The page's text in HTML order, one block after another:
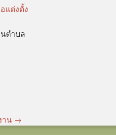
แต่งตั้ง
ตำบล
าน →